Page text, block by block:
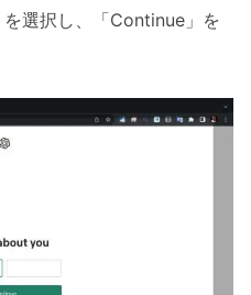
選択し、「Continue」を